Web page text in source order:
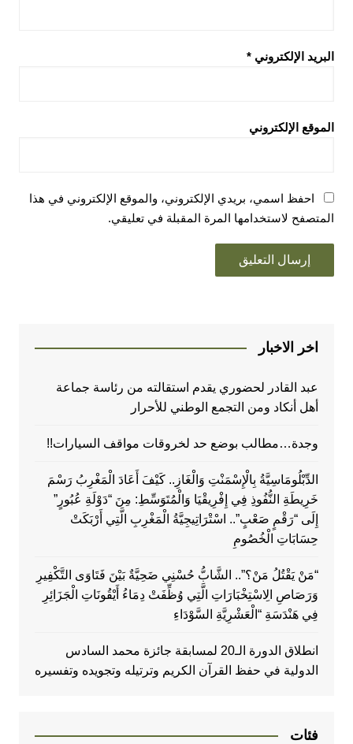
البريد الإلكتروني *
الموقع الإلكتروني
احفظ اسمي، بريدي الإلكتروني، والموقع الإلكتروني في هذا
المتصفح لاستخدامها المرة المقبلة في تعليقي.
اخر الاخبار
عبد القادر لحضوري يقدم استقالته من رئاسة جماعة
أهل أنكاد ومن التجمع الوطني للأحرار
وجدة…مطالب بوضع حد لخروقات مواقف السيارات!!
الدِّبْلُومَاسِيَّةُ بِالْإِسْمَنْتِ وَالْغَازِ.. كَيْفَ أَعَادَ الْمَغْرِبُ رَسْمَ
خَرِيطَةِ النُّفُوذِ فِي إِفْرِيقْيَا وَالْمُتَوَسِّطِ: مِنَ “دَوْلَةِ عُبُورٍ”
إِلَى “رَقْمٍ صَعْبٍ”.. اسْتْرَاتِيجِيَّةُ الْمَغْرِبِ الَّتِي أَرْبَكَتْ
حِسَابَاتِ الْخُصُومِ
“مَنْ يَقْتُلُ مَنْ؟”.. الشَّابُّ حُسْنِي ضَحِيَّةٌ بَيْنَ فَتَاوَى التَّكْفِيرِ
وَرَصَاصِ الِاسْتِخْبَارَاتِ الَّتِي وُظِّفَتْ دِمَاءُ أَيْقُونَاتِ الْجَزَائِرِ
فِي هَنْدَسَةِ “الْعَشْرِيَّةِ السَّوْدَاءِ
انطلاق الدورة الـ20 لمسابقة جائزة محمد السادس
الدولية في حفظ القرآن الكريم وترتيله وتجويده وتفسيره
فئات